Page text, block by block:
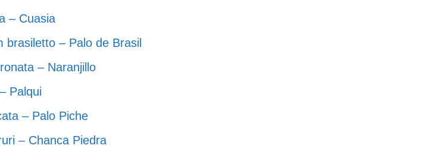
– Cuasia
brasiletto – Palo de Brasil
– Naranjillo
Palqui
– Palo Piche
– Chanca Piedra